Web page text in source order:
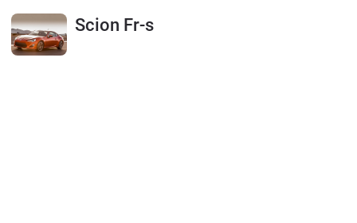
Utilitaires
Flottes
Scion Fr-s